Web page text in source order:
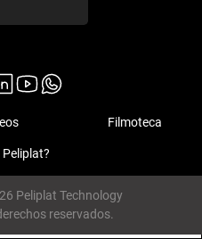
Filmoteca
Peliplat?
Peliplat Technology
reservados.